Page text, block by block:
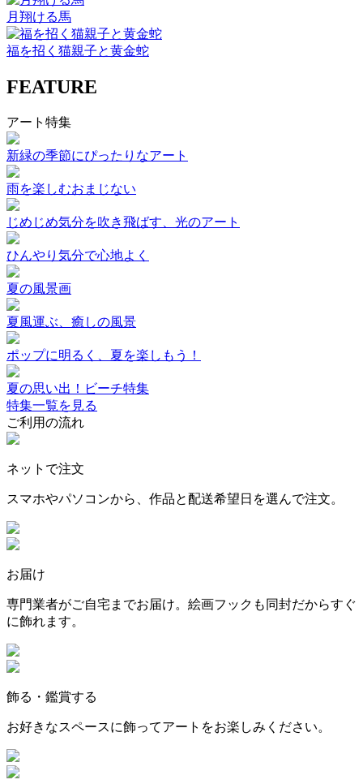
月翔ける馬
福を招く猫親子と黄金蛇
FEATURE
アート特集
新緑の季節にぴったりなアート
雨を楽しむおまじない
じめじめ気分を吹き飛ばす、光のアート
ひんやり気分で心地よく
夏の風景画
夏風運ぶ、癒しの風景
ポップに明るく、夏を楽しもう！
夏の思い出！ビーチ特集
特集一覧を見る
ご利用の流れ
ネットで注文
スマホやパソコンから、作品と配送希望日を選んで注文。
お届け
専門業者がご自宅までお届け。絵画フックも同封だからすぐ
に飾れます。
飾る・鑑賞する
お好きなスペースに飾ってアートをお楽しみください。